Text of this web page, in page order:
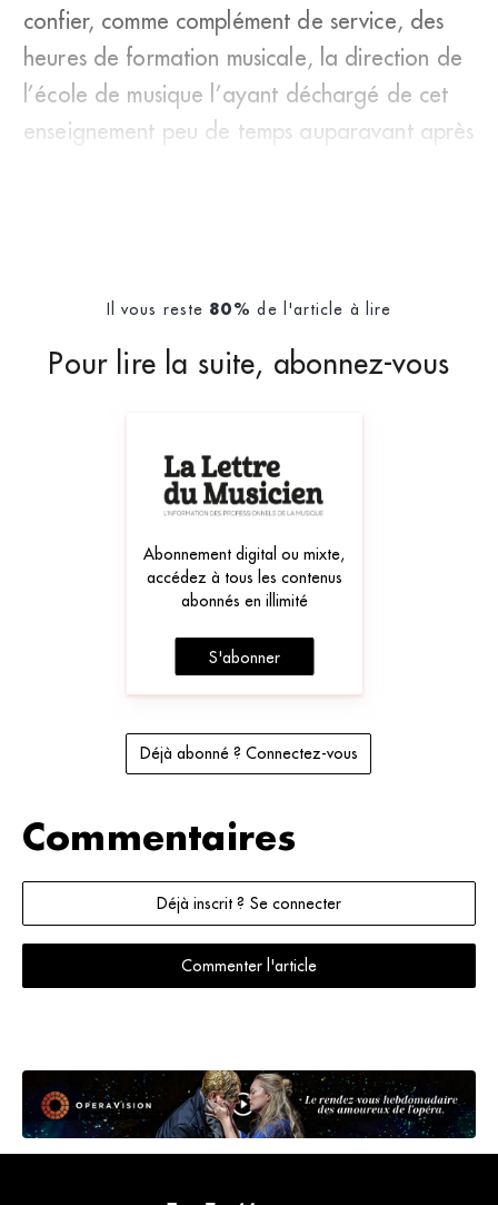
confier, comme complément de service, des
heures de formation musicale, la direction de
l’école de musique l’ayant déchargé de cet
enseignement peu de temps auparavant après
Il vous reste 80% de l'article à lire
Pour lire la suite, abonnez-vous
Abonnement digital ou mixte,
accédez à tous les contenus
abonnés en illimité
S'abonner
Déjà abonné ? Connectez-vous
Commentaires
Déjà inscrit ? Se connecter
Commenter l'article